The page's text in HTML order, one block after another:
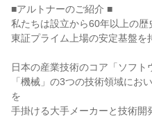
■アルトナーのご紹介 ■
私たちは設立から60年以上の歴
東証プライム上場の安定基盤を
日本の産業技術のコア「ソフト
「機械」の3つの技術領域にお
を
手掛ける大手メーカーと技術開